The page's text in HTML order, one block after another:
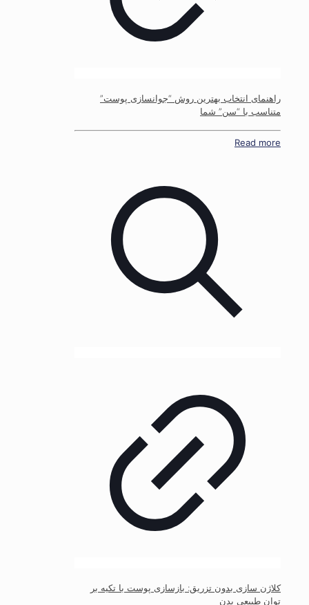
راهنمای انتخاب بهترین روش “جوانسازی پوست”
متناسب با “سن” شما
Read more
کلاژن سازی بدون تزریق: بازسازی پوست با تکیه بر
توان طبیعی بدن